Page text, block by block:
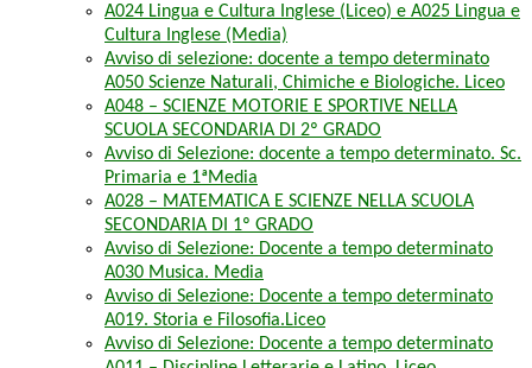
A024 Lingua e Cultura Inglese (Liceo) e A025 Lingua e
Cultura Inglese (Media)
Avviso di selezione: docente a tempo determinato
A050 Scienze Naturali, Chimiche e Biologiche. Liceo
A048 – SCIENZE MOTORIE E SPORTIVE NELLA
SCUOLA SECONDARIA DI 2º GRADO
Avviso di Selezione: docente a tempo determinato. Sc.
Primaria e 1ªMedia
A028 – MATEMATICA E SCIENZE NELLA SCUOLA
SECONDARIA DI 1º GRADO
Avviso di Selezione: Docente a tempo determinato
A030 Musica. Media
Avviso di Selezione: Docente a tempo determinato
A019. Storia e Filosofia.Liceo
Avviso di Selezione: Docente a tempo determinato